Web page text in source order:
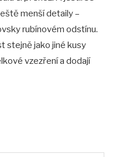
menší detaily –
rubínovém odstínu.
stejně jako jiné kusy
vzezření a dodají